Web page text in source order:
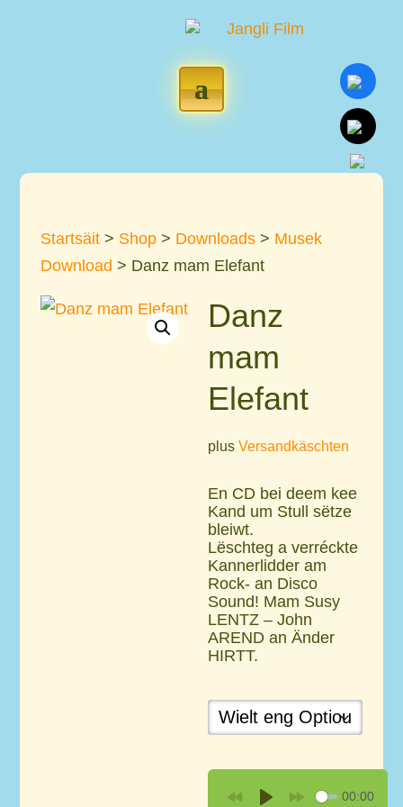
Startsäit> Shop> Downloads> Musek
Download > Danz mam Elefant
Danz
mam
Elefant
plusVersandkäschten
En CD bei deem kee
Kand um Stull sëtze
bleiwt.
Lëschteg a verréckte
Kannerlidder am
Rock- an Disco
Sound! Mam Susy
LENTZ – John
AREND an Änder
HIRTT.
00:00